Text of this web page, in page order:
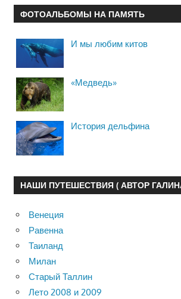
ФОТОАЛЬБОМЫ НА ПАМЯТЬ
И мы любим китов
«Медведь»
История дельфина
НАШИ ПУТЕШЕСТВИЯ ( АВТОР
Венеция
Равенна
Таиланд
Милан
Старый Таллин
Лето 2008 и 2009